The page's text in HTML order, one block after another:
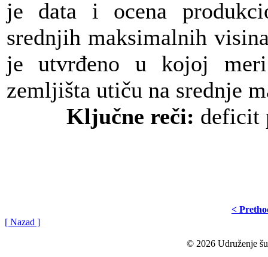
je data i ocena
srednjih maksimalnih
je utvrđeno u kojoj meri
zemljišta utiču na srednje
Ključne reči: deficit
<
[ Nazad ]
© 2026 Udruženje